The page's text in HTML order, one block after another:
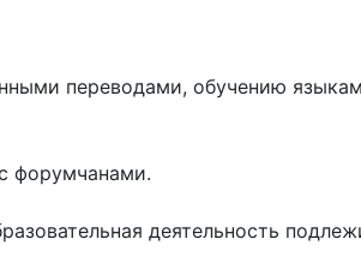
переводами, обучению
форумчанами.
деятельность